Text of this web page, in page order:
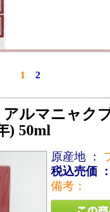
1 2
ルマニャク
年) 50ml
原産地 ：
税込売価
備考：